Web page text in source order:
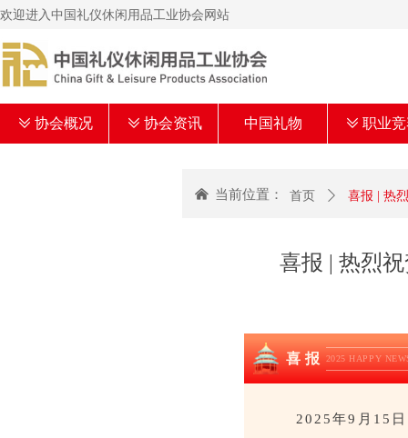
欢迎进入中国礼仪休闲用品工业协会网站
ꅂ 协会概况 ꅂ 协会资讯 中国礼物 ꅂ 职业
喜报 | 热烈
喜 报 2025 HAPPY
2025年9月15
낀 当前位置： 首页 ꄲ 喜报 | 热